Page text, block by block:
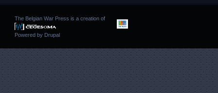
The Belgian War Press is a creation of
Powered by Drupal